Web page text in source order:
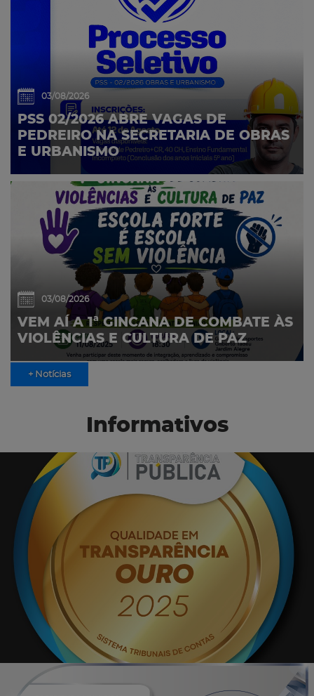
03/08/2026
PSS 02/2026 ABRE VAGAS DE
PEDREIRO NA SECRETARIA DE OBRAS
E URBANISMO
03/08/2026
VEM AÍ A 1ª GINCANA DE COMBATE ÀS
VIOLÊNCIAS E CULTURA DE PAZ
+ Notícias
Informativos